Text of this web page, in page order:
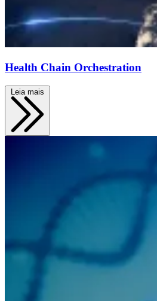
Health Chain Orchestration
Leia mais